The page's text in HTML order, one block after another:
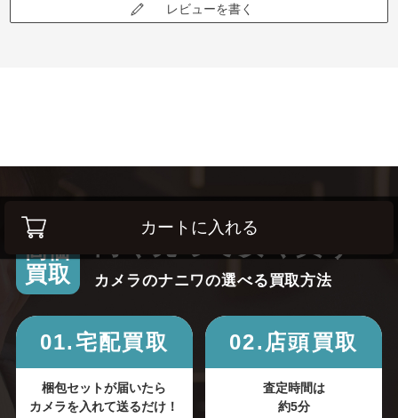
カートに入れる
レビューを書く
高価
買取
高く売って安く買う！
カメラのナニワの選べる買取方法
01.宅配買取
梱包セットが届いたら
カメラを入れて送るだけ！
02.店頭買取
査定時間は
約5分